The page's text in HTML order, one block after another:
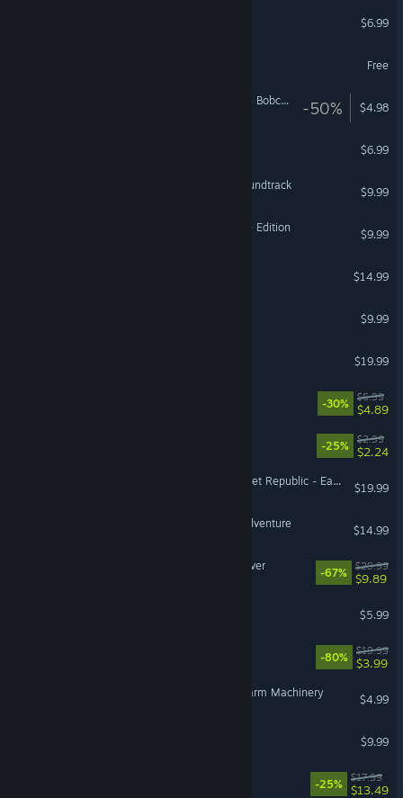
$6.99
Free
American Truck Simulator - Bobcat Cargo Pack -50% $4.98
$6.99
Hollow Knight - Official Soundtrack
$9.99
Age of History 2: Definitive Edition
$9.99
$14.99
$9.99
$19.99
-30%
$6.99
$4.89
-25%
$2.99
$2.24
Workers & Resources: Soviet Republic - Early Start
$19.99
In Sink: A Co-op Escape Adventure
$14.99
Endling - Extinction is Forever
-67%
$29.99
$9.89
$5.99
-80%
$19.99
$3.99
Euro Truck Simulator 2 - Farm Machinery
$4.99
$9.99
-25%
$17.99
$13.49